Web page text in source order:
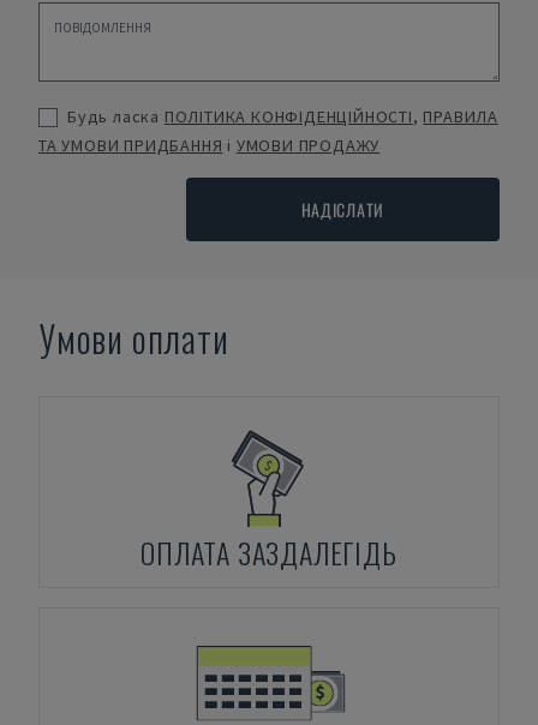
Будь ласка ПОЛІТИКА КОНФІДЕНЦІЙНОСТІ, ПРАВИЛА
ТА УМОВИ ПРИДБАННЯ і УМОВИ ПРОДАЖУ
НАДІСЛАТИ
Умови оплати
ОПЛАТА ЗАЗДАЛЕГІДЬ